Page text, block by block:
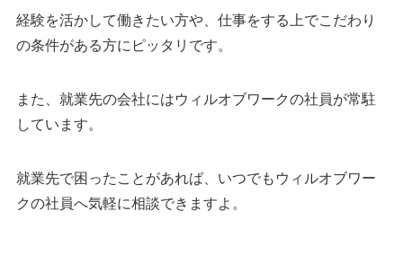
経験を活かして働きたい方や、仕事をする上でこだわり
の条件がある方にピッタリです。
また、就業先の会社にはウィルオブワークの社員が常駐
しています。
就業先で困ったことがあれば、いつでもウィルオブワー
クの社員へ気軽に相談できますよ。